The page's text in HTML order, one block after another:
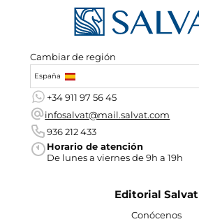
Cambiar de región
España
+34 911 97 56 45
infosalvat@mail.salvat.com
936 212 433
Horario de atención
De lunes a viernes de 9h a 19h
Editorial Salvat
Conócenos